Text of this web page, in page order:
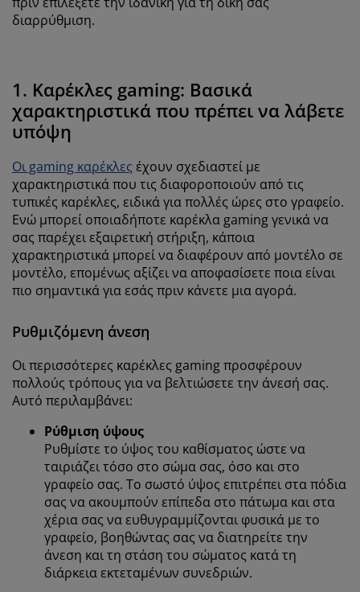
διαρρύθμιση.
1. Καρέκλες gaming: Βασικά
χαρακτηριστικά που πρέπει να λάβετε
υπόψη
Οι gaming καρέκλες έχουν σχεδιαστεί με
χαρακτηριστικά που τις διαφοροποιούν από τις
τυπικές καρέκλες, ειδικά για πολλές ώρες στο γραφείο.
Ενώ μπορεί οποιαδήποτε καρέκλα gaming γενικά να
σας παρέχει εξαιρετική στήριξη, κάποια
χαρακτηριστικά μπορεί να διαφέρουν από μοντέλο σε
μοντέλο, επομένως αξίζει να αποφασίσετε ποια είναι
πιο σημαντικά για εσάς πριν κάνετε μια αγορά.
Ρυθμιζόμενη άνεση
Οι περισσότερες καρέκλες gaming προσφέρουν
πολλούς τρόπους για να βελτιώσετε την άνεσή σας.
Αυτό περιλαμβάνει:
Ρύθμιση ύψους
Ρυθμίστε το ύψος του καθίσματος ώστε να
ταιριάζει τόσο στο σώμα σας, όσο και στο
γραφείο σας. Το σωστό ύψος επιτρέπει στα πόδια
σας να ακουμπούν επίπεδα στο πάτωμα και στα
χέρια σας να ευθυγραμμίζονται φυσικά με το
γραφείο, βοηθώντας σας να διατηρείτε την
άνεση και τη στάση του σώματος κατά τη
διάρκεια εκτεταμένων συνεδριών.